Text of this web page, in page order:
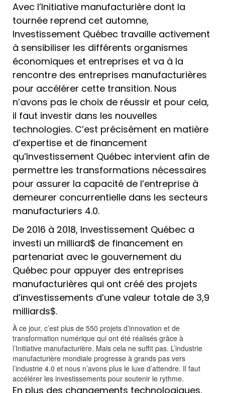
Avec l’Initiative manufacturière dont la
tournée reprend cet automne,
Investissement Québec travaille activement
à sensibiliser les différents organismes
économiques et entreprises et va à la
rencontre des entreprises manufacturières
pour accélérer cette transition. Nous
n’avons pas le choix de réussir et pour cela,
il faut investir dans les nouvelles
technologies. C’est précisément en matière
d’expertise et de financement
qu’Investissement Québec intervient afin de
permettre les transformations nécessaires
pour assurer la capacité de l’entreprise à
demeurer concurrentielle dans les secteurs
manufacturiers 4.0.
De 2016 à 2018, Investissement Québec a
investi un milliard$ de financement en
partenariat avec le gouvernement du
Québec pour appuyer des entreprises
manufacturières qui ont créé des projets
d’investissements d’une valeur totale de 3,9
milliards$.
À ce jour, c’est plus de 550 projets d’innovation et de
transformation numérique qui ont été réalisés grâce à
l’Initiative manufacturière. Mais cela ne suffit pas. L’industrie
manufacturière mondiale progresse à grands pas vers
l’industrie 4.0 et nous n’avons plus le luxe d’attendre. Il faut
accélérer les investissements pour soutenir le rythme.
En plus des changements technologiques,